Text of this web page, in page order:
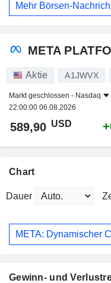
Mehr Börsen-
META
Aktie A1JWVX
Markt geschlossen - Nasdaq
22:00:00 06.08.2026
589,90 USD
Chart
Dauer
META: Dynamischer
Gewinn- und